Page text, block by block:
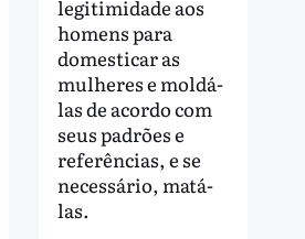
legitimidade aos
homens para
domesticar as
mulheres e moldá-
las de acordo com
seus padrões e
referências, e se
necessário, matá-
las.